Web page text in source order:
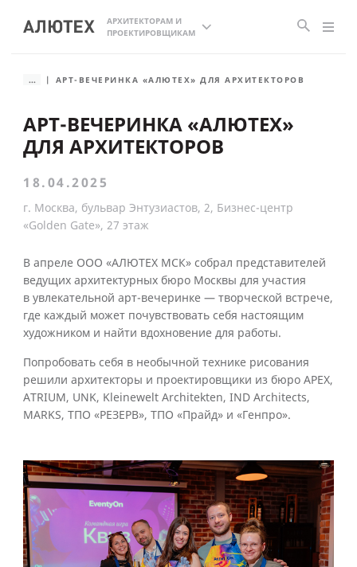
АРХИТЕКТОРАМ И
ПРОЕКТИРОВЩИКАМ
... АРТ-ВЕЧЕРИНКА «АЛЮТЕХ» ДЛЯ АРХИТЕКТОРОВ
АРТ-ВЕЧЕРИНКА «АЛЮТЕХ»
ДЛЯ АРХИТЕКТОРОВ
18.04.2025
г. Москва, бульвар Энтузиастов, 2, Бизнес-центр
«Golden Gate», 27 этаж
В апреле ООО «АЛЮТЕХ МСК» собрал представителей
ведущих архитектурных бюро Москвы для участия
в увлекательной арт-вечеринке — творческой встрече,
где каждый может почувствовать себя настоящим
художником и найти вдохновение для работы.
Попробовать себя в необычной технике рисования
решили архитекторы и проектировщики из бюро APEX,
ATRIUM, UNK, Kleinewelt Architekten, IND Architects,
MARKS, ТПО «РЕЗЕРВ», ТПО «Прайд» и «Генпро».